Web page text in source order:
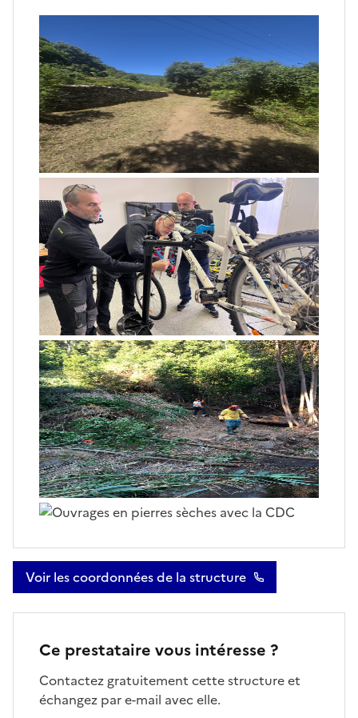
Voir les coordonnées de la structure
Ce prestataire vous intéresse ?
Contactez gratuitement cette structure et
échangez par e-mail avec elle.